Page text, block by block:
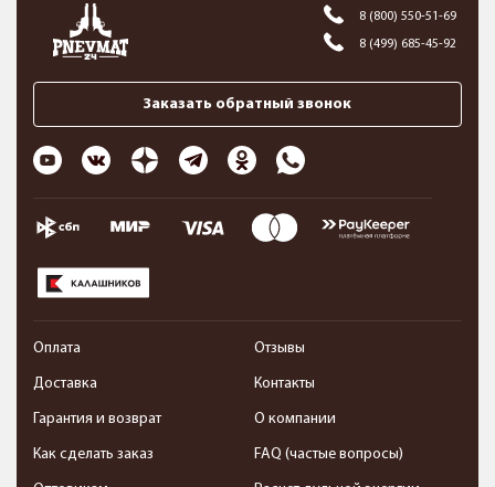
8 (800) 550-51-69
8 (499) 685-45-92
Заказать обратный звонок
Оплата
Доставка
Гарантия и возврат
Как сделать заказ
Отзывы
Контакты
О компании
FAQ (частые вопросы)